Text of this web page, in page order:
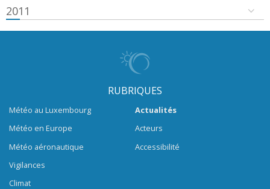
2011
RUBRIQUES
Météo au Luxembourg
Météo en Europe
Météo aéronautique
Vigilances
Climat
Actualités
Acteurs
Accessibilité